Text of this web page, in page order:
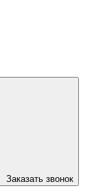
Заказать звонок